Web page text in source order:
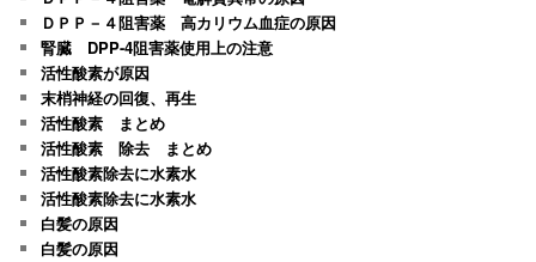
ＤＰＰ－４阻害薬 高カリウム血症の原因
腎臓 DPP-4阻害薬使用上の注意
活性酸素が原因
末梢神経の回復、再生
活性酸素 まとめ
活性酸素 除去 まとめ
活性酸素除去に水素水
活性酸素除去に水素水
白髪の原因
白髪の原因